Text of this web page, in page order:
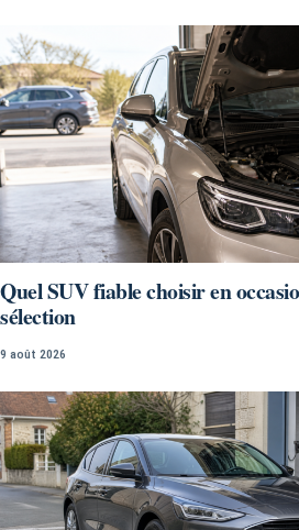
Quel SUV fiable choisir en
sélection
9 août 2026